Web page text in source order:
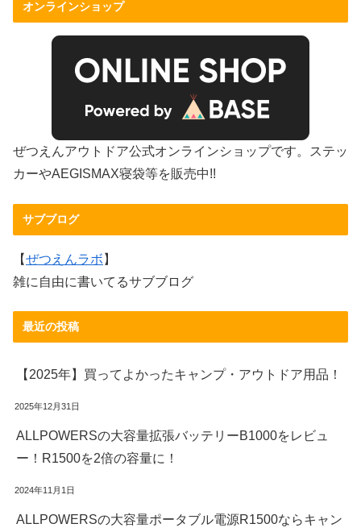
オンラインショップ
ぜつえんアウトドア公式オンラインショップです。ステッ
カーやAEGISMAX寝袋等を販売中!!
サブブログ
【ぜつえんラボ 】
雑に自由に書いてるサブブログ
最近の投稿
【2025年】買ってよかったキャンプ・アウトドア用品！
2025年12月31日
ALLPOWERSの大容量拡張バッテリーB1000をレビュ
ー！R1500を2倍の容量に！
2024年11月1日
ALLPOWERSの大容量ポータブル電源R1500ならキャン